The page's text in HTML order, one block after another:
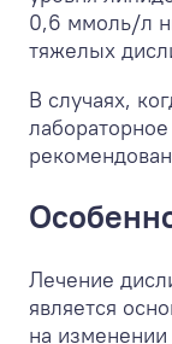
0,6 ммоль/л
тяжелых
В случаях,
Лечение
является
на